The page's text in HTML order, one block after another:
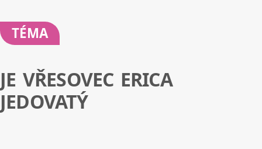
TÉMA
JE VŘESOVEC ERICA
JEDOVATÝ